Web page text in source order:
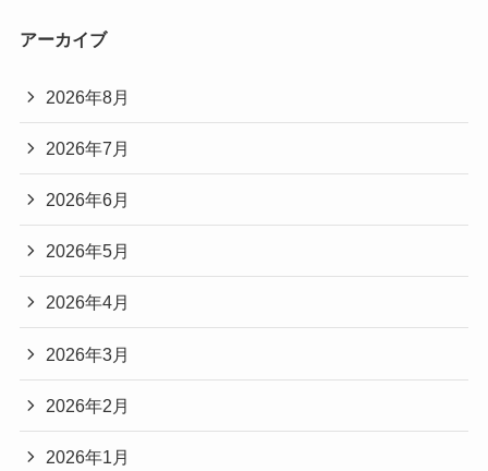
アーカイブ
2026年8月
2026年7月
2026年6月
2026年5月
2026年4月
2026年3月
2026年2月
2026年1月